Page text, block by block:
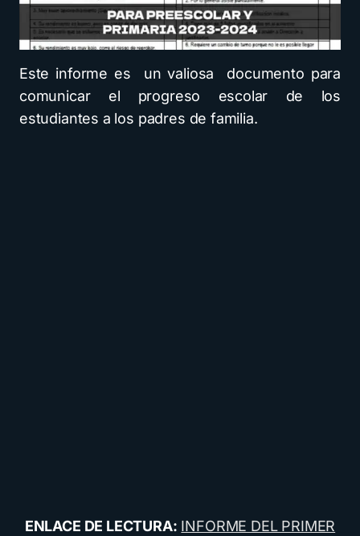
Este informe es un valiosa documento para
comunicar el progreso escolar de los
estudiantes a los padres de familia.
ENLACE DE LECTURA: INFORME DEL PRIMER